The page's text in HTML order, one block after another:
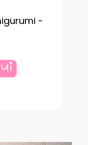
-